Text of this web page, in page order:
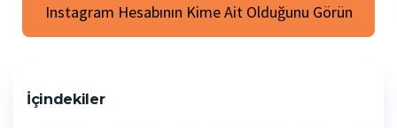
Instagram Hesabının Kime Ait Olduğunu Görün
İçindekiler